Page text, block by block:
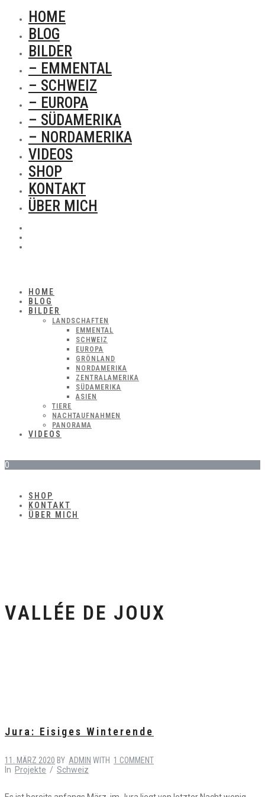
HOME
BLOG
BILDER
– EMMENTAL
– SCHWEIZ
– EUROPA
– SÜDAMERIKA
– NORDAMERIKA
VIDEOS
SHOP
KONTAKT
ÜBER MICH
HOME
BLOG
BILDER
LANDSCHAFTEN
EMMENTAL
SCHWEIZ
EUROPA
GRÖNLAND
NORDAMERIKA
ZENTRALAMERIKA
SÜDAMERIKA
ASIEN
TIERE
NACHTAUFNAHMEN
PANORAMA
VIDEOS
0
SHOP
KONTAKT
ÜBER MICH
VALLÉE DE JOUX
Jura: Eisiges Winterende
11. MÄRZ 2020 BY ADMIN WITH 1 COMMENT
In Projekte / Schweiz